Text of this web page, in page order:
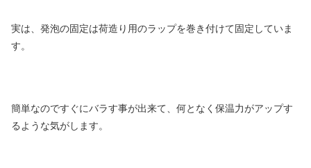
実は、発泡の固定は荷造り用のラップを巻き付けて固定していま
す。
簡単なのですぐにバラす事が出来て、何となく保温力がアップす
るような気がします。